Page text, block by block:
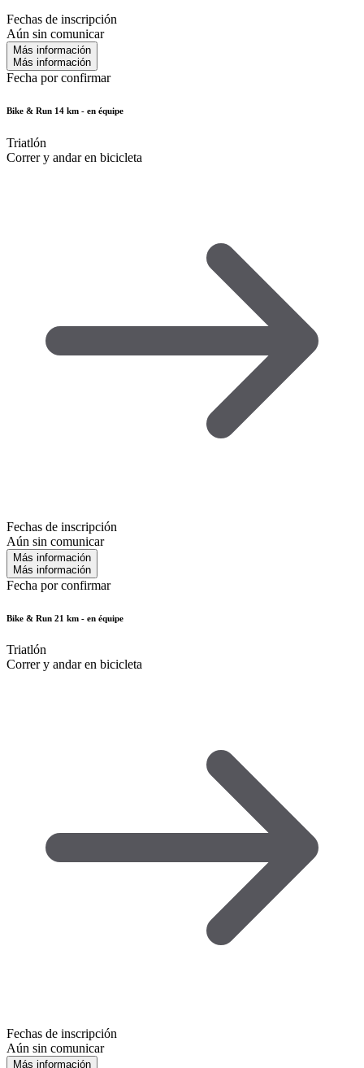
Fechas de inscripción
Aún sin comunicar
Más información
Más información
Fecha por confirmar
Bike & Run 14 km - en équipe
Triatlón
Correr y andar en bicicleta
Fechas de inscripción
Aún sin comunicar
Más información
Más información
Fecha por confirmar
Bike & Run 21 km - en équipe
Triatlón
Correr y andar en bicicleta
Fechas de inscripción
Aún sin comunicar
Más información